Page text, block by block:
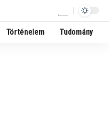
Történelem Tudomány